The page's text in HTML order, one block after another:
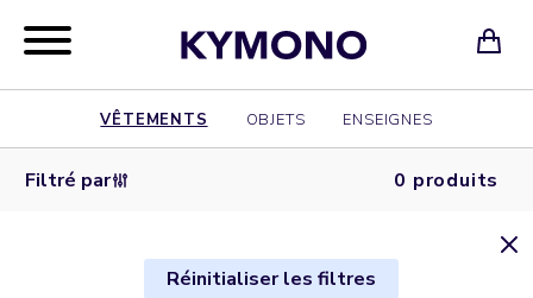
VÊTEMENTS OBJETS ENSEIGNES
Filtré par 0 produits
Réinitialiser les filtres